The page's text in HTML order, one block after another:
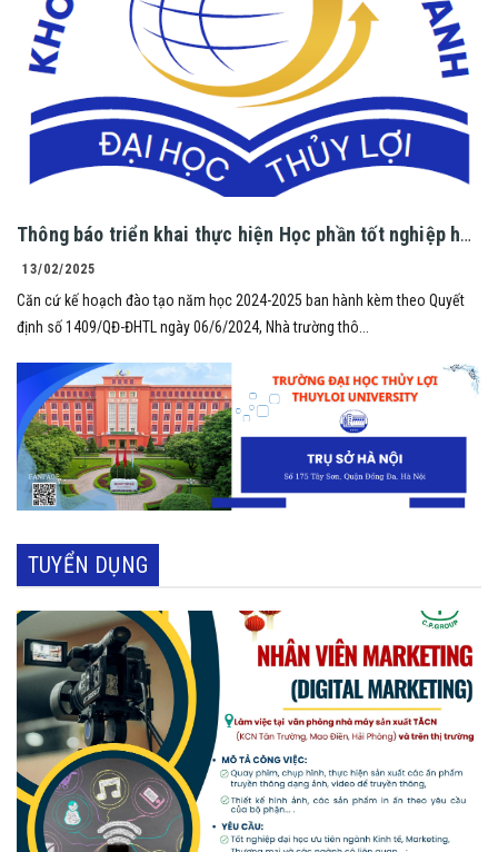
Thông báo triển khai thực hiện Học phần tốt nghiệp học
kỳ 2 năm học 2024 – 2025
13/02/2025
Căn cứ kế hoạch đào tạo năm học 2024-2025 ban hành kèm theo Quyết
định số 1409/QĐ-ĐHTL ngày 06/6/2024, Nhà trường thô...
TUYỂN DỤNG